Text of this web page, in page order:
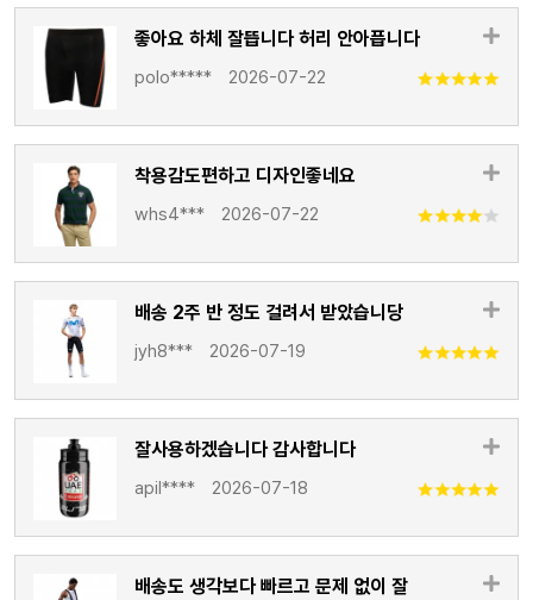
좋아요 하체 잘뜹니다 허리 안아픕니다
polo***** 2026-07-22
착용감도편하고 디자인좋네요
whs4*** 2026-07-22
배송 2주 반 정도 걸려서 받았습니당
jyh8*** 2026-07-19
잘사용하겠습니다 감사합니다
apil**** 2026-07-18
배송도 생각보다 빠르고 문제 없이 잘